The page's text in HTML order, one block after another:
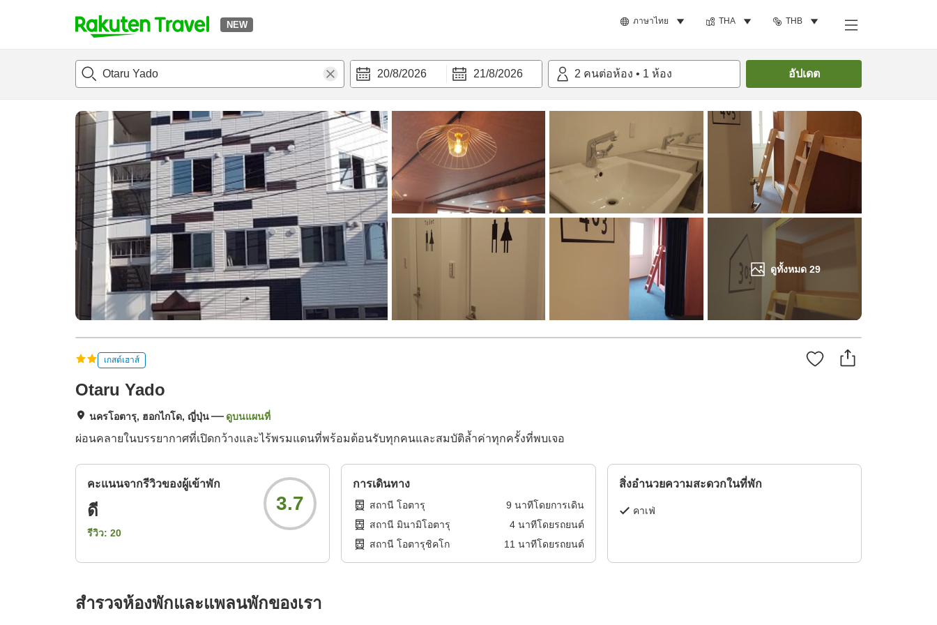
NEW ภาษาไทย THA THB
t
p
a
g
s
e
r
c
h
20/8/2026 21/8/2026 2 คนต่อห้อง • 1 ห้อง อัปเดต
ดูทั้งหมด 29
แนะนำที่พักห้องพักและแพลนพัก ค้นหาห้องพัก
เกสต์เฮาส์
Otaru Yado
นครโอตารุ, ฮอกไกโด, ญี่ปุ่น ดูบนแผนที่
ผ่อนคลายในบรรยากาศที่เปิดกว้างและไร้พรมแดนที่พร้อมต้อนรับทุกคนและสมบัติล้ำค่าทุกครั้งที่พบเจอ
คะแนนจากรีวิวของผู้เข้าพัก
ดี
รีวิว: 20
3.7
การเดินทาง
สถานี โอตารุ 9 นาทีโดยการเดิน
สถานี มินามิโอตารุ
4นาทีโดยรถยนต์
สถานี โอตารุชิคโก
11 นาทีโดยรถยนต์
สิ่งอำนวยความสะดวกในที่พัก
คาเฟ่
สำรวจห้องพักและแพลนพักของเรา